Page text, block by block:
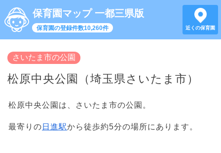
保育園マップ 一都三県版
保育園の登録件数10,260件 近くの保育園
さいたま市の公園
松原中央公園（埼玉県さいたま市）
松原中央公園は、さいたま市の公園。
最寄りの 日進駅から徒歩約5分の場所にあります。